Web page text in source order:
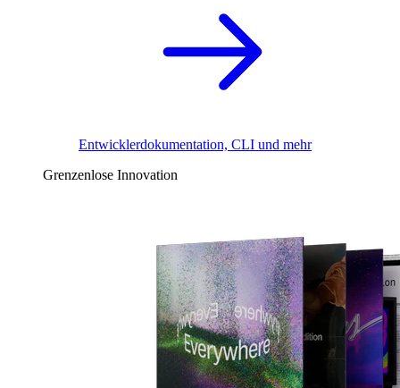
Entwicklerdokumentation, CLI und mehr
Grenzenlose Innovation